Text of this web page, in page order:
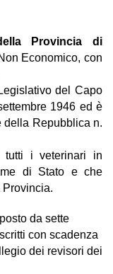
Provincia di
Economico, con
del Capo
1946 ed è
della Repubblica n.
tutti i veterinari in
di Stato e che
Provincia.
da sette
con scadenza
dei revisori dei